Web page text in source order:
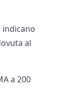
al
a 200